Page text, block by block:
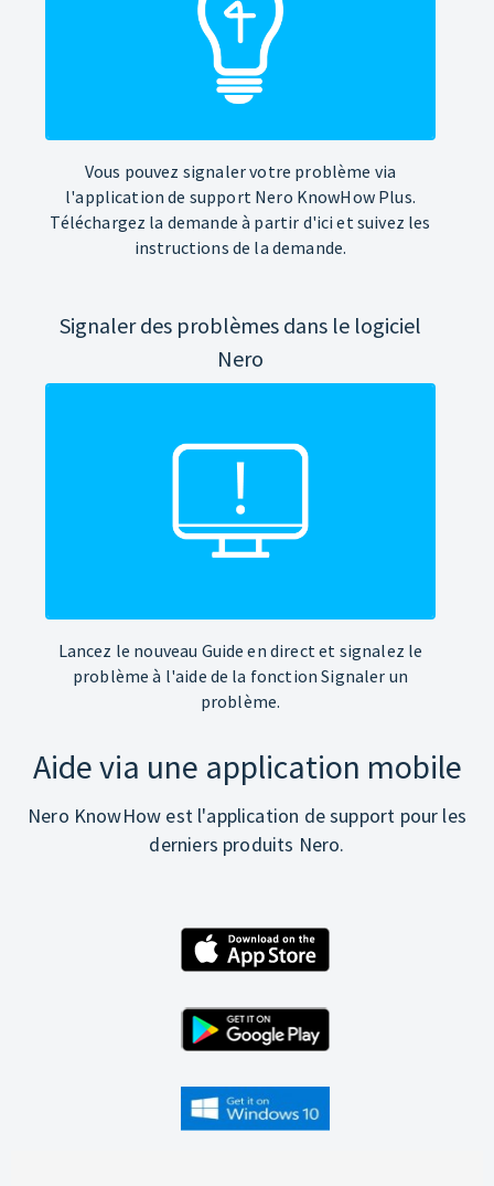
Vous pouvez signaler votre problème via
l'application de support Nero KnowHow Plus.
Téléchargez la demande à partir d'ici et suivez les
instructions de la demande.
Signaler des problèmes dans le logiciel
Nero
Lancez le nouveau Guide en direct et signalez le
problème à l'aide de la fonction Signaler un
problème.
Aide via une application mobile
Nero KnowHow est l'application de support pour les
derniers produits Nero.